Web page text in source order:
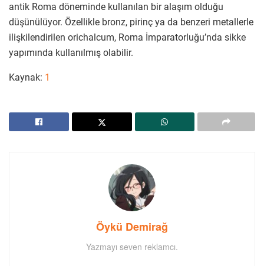
antik Roma döneminde kullanılan bir alaşım olduğu
düşünülüyor. Özellikle bronz, pirinç ya da benzeri metallerle
ilişkilendirilen orichalcum, Roma İmparatorluğu’nda sikke
yapımında kullanılmış olabilir.
Kaynak: 1
Öykü Demirağ
Yazmayı seven reklamcı.